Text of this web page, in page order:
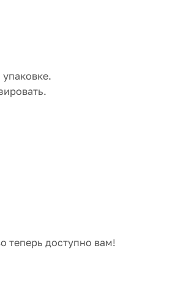
теперь доступно вам!